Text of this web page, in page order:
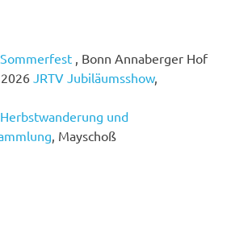
Sommerfest
, Bonn Annaberger Hof
JRTV Jubiläumsshow,
Herbstwanderung und
, Mayschoß